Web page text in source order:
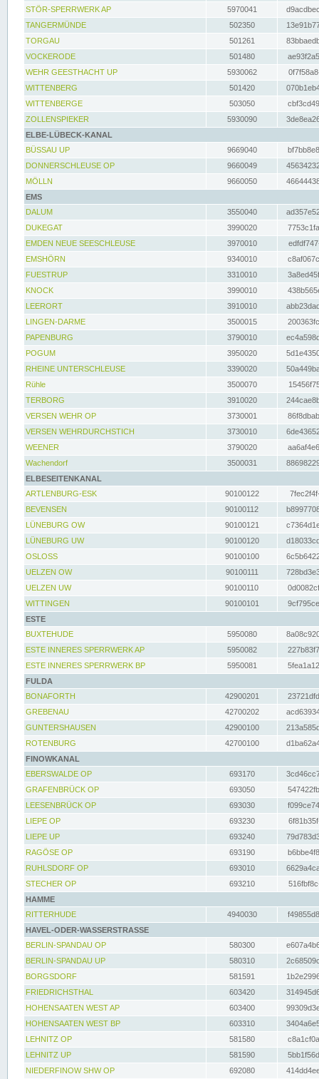
STÖR-SPERRWERK AP 5970041
TANGERMÜNDE
502350
TORGAU
501261
VOCKERODE
501480
WEHR GEESTHACHT UP
5930062
WITTENBERG
501420
WITTENBERGE
503050
ZOLLENSPIEKER
5930090
ELBE-LÜBECK-KANAL
BÜSSAU UP
9669040
DONNERSCHLEUSE OP
9660049
MÖLLN
9660050
EMS
DALUM
3550040
DUKEGAT
3990020
EMDEN NEUE SEESCHLEUSE
3970010
EMSHÖRN
9340010
FUESTRUP
3310010
KNOCK
3990010
LEERORT
3910010
LINGEN-DARME
3500015
PAPENBURG
3790010
POGUM
3950020
RHEINE UNTERSCHLEUSE
3390020
Rühle
3500070
TERBORG
3910020
VERSEN WEHR OP
3730001
VERSEN WEHRDURCHSTICH
3730010
WEENER
3790020
Wachendorf
3500031
ELBESEITENKANAL
ARTLENBURG-ESK
90100122
BEVENSEN
90100112
LÜNEBURG OW
90100121
LÜNEBURG UW
90100120
OSLOSS
90100100
UELZEN OW
90100111
UELZEN UW
90100110
WITTINGEN
90100101
ESTE
BUXTEHUDE
5950080
ESTE INNERES SPERRWERK AP
5950082
ESTE INNERES SPERRWERK BP
5950081
FULDA
BONAFORTH
42900201
GREBENAU
42700202
GUNTERSHAUSEN
42900100
ROTENBURG
42700100
FINOWKANAL
EBERSWALDE OP
693170
GRAFENBRÜCK OP
693050
LEESENBRÜCK OP
693030
LIEPE OP
693230
LIEPE UP
693240
RAGÖSE OP
693190
RUHLSDORF OP
693010
STECHER OP
693210
HAMME
RITTERHUDE
4940030
HAVEL-ODER-WASSERSTRASSE
BERLIN-SPANDAU OP
580300
BERLIN-SPANDAU UP
580310
BORGSDORF
581591
FRIEDRICHSTHAL
603420
HOHENSAATEN WEST AP
603400
HOHENSAATEN WEST BP
603310
LEHNITZ OP
581580
LEHNITZ UP
581590
NIEDERFINOW SHW OP
692080